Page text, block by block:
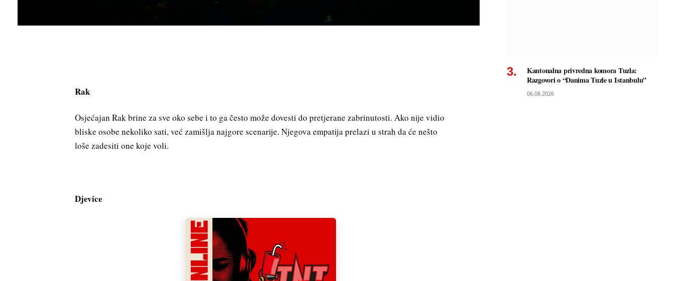
Rak
Osjećajan Rak brine za sve oko sebe i to ga često može dovesti do pretjerane zabrinutosti. Ako nije vidio
bliske osobe nekoliko sati, već zamišlja najgore scenarije. Njegova empatija prelazi u strah da će nešto
loše zadesiti one koje voli.
Djevice
Kantonalna privredna komora Tuzla:
Razgovori o “Danima Tuzle u Istanbulu”
06.08.2026